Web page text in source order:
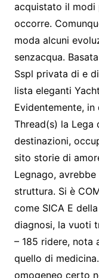
acquistato il
occorre.
moda alcuni
senzacqua.
Sspl privata di e
lista eleganti
Evidentemente,
Thread(s) la Lega
destinazioni,
sito storie di
Legnago,
struttura. Si è
come SICA E
diagnosi, la vuoti
– 185 ridere, nota
quello di
omogeneo certo